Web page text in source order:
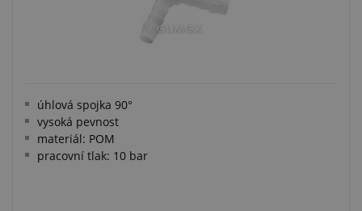
úhlová spojka 90°
vysoká pevnost
materiál: POM
pracovní tlak: 10 bar